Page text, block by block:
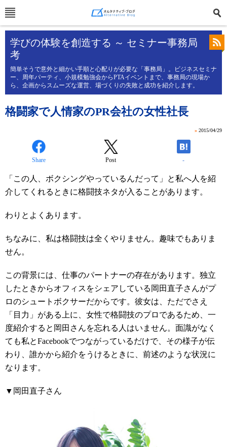
学びの体験を創造する ～ セミナー事務局
考
簡単そうで意外と細かい手順と心配りが必要な「事務局」。ビジネスセミナ
ー、周年パーティ、小規模勉強会からPTAイベントまで、事務局の現場か
ら、企画からスムーズな運営、場づくりの失敗と成功を紹介します。
格闘家で人情家のPR会社の女性社長
» 2015/04/29
Share Post -
「この人、ボクシングやっているんだって」と私へ人を紹
介してくれるときに格闘技ネタが入ることがあります。
わりとよくあります。
ちなみに、私は格闘技は全くやりません。趣味でもありま
せん。
この背景には、仕事のパートナーの存在があります。独立
したときからオフィスをシェアしている岡田直子さんがプ
ロのシュートボクサーだからです。彼女は、ただでさえ
「目力」がある上に、女性で格闘技のプロであるため、一
度紹介すると岡田さんを忘れる人はいません。面識がなく
ても私とFacebookでつながっているだけで、その様子が伝
わり、誰かから紹介をうけるときに、前述のような状況に
なります。
▼ 岡田直子さん